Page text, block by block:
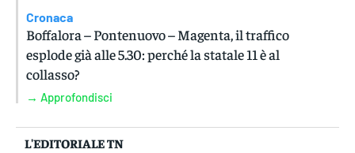
Cronaca
Boffalora – Pontenuovo – Magenta, il traffico
esplode già alle 5.30: perché la statale 11 è al
collasso?
→ Approfondisci
L'EDITORIALE TN